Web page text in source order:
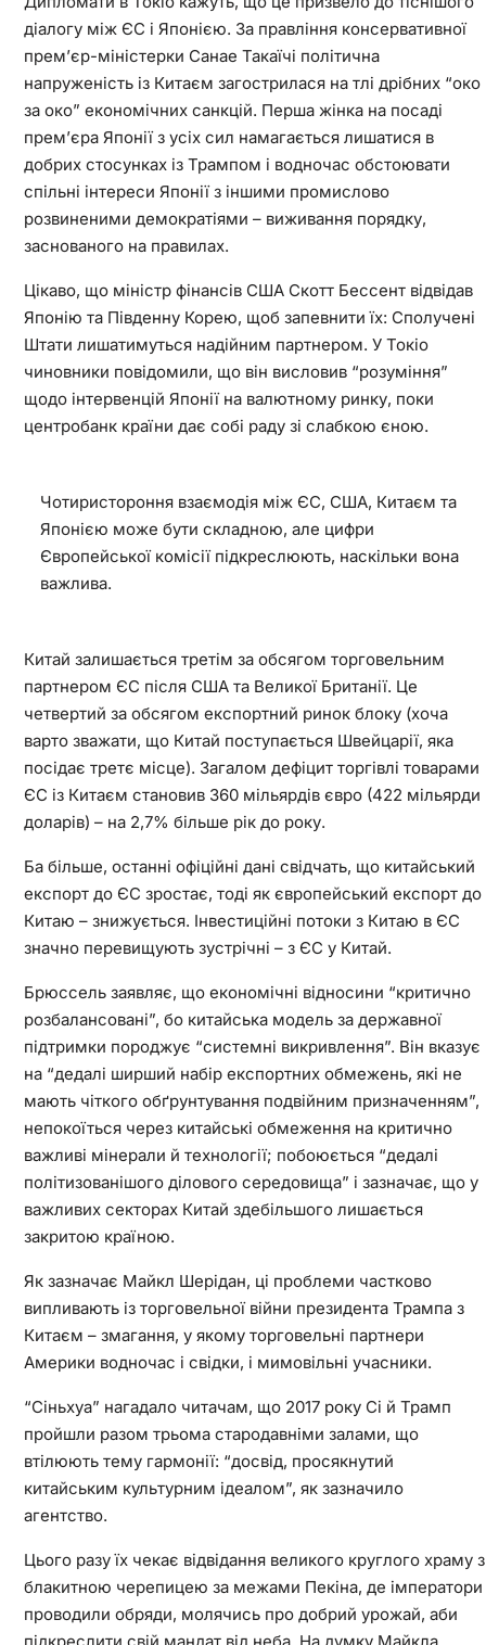
діалогу між ЄС і Японією. За правління консервативної
прем’єр-міністерки Санае Такаїчі політична
напруженість із Китаєм загострилася на тлі дрібних “око
за око” економічних санкцій. Перша жінка на посаді
прем’єра Японії з усіх сил намагається лишатися в
добрих стосунках із Трампом і водночас обстоювати
спільні інтереси Японії з іншими промислово
розвиненими демократіями – виживання порядку,
заснованого на правилах.
Цікаво, що міністр фінансів США Скотт Бессент відвідав
Японію та Південну Корею, щоб запевнити їх: Сполучені
Штати лишатимуться надійним партнером. У Токіо
чиновники повідомили, що він висловив “розуміння”
щодо інтервенцій Японії на валютному ринку, поки
центробанк країни дає собі раду зі слабкою єною.
Чотиристороння взаємодія між ЄС, США, Китаєм та
Японією може бути складною, але цифри
Європейської комісії підкреслюють, наскільки вона
важлива.
Китай залишається третім за обсягом торговельним
партнером ЄС після США та Великої Британії. Це
четвертий за обсягом експортний ринок блоку (хоча
варто зважати, що Китай поступається Швейцарії, яка
посідає третє місце). Загалом дефіцит торгівлі товарами
ЄС із Китаєм становив 360 мільярдів євро (422 мільярди
доларів) – на 2,7% більше рік до року.
Ба більше, останні офіційні дані свідчать, що китайський
експорт до ЄС зростає, тоді як європейський експорт до
Китаю – знижується. Інвестиційні потоки з Китаю в ЄС
значно перевищують зустрічні – з ЄС у Китай.
Брюссель заявляє, що економічні відносини “критично
розбалансовані”, бо китайська модель за державної
підтримки породжує “системні викривлення”. Він вказує
на “дедалі ширший набір експортних обмежень, які не
мають чіткого обґрунтування подвійним призначенням”,
непокоїться через китайські обмеження на критично
важливі мінерали й технології; побоюється “дедалі
політизованішого ділового середовища” і зазначає, що у
важливих секторах Китай здебільшого лишається
закритою країною.
Як зазначає Майкл Шерідан, ці проблеми частково
випливають із торговельної війни президента Трампа з
Китаєм – змагання, у якому торговельні партнери
Америки водночас і свідки, і мимовільні учасники.
“Сіньхуа” нагадало читачам, що 2017 року Сі й Трамп
пройшли разом трьома стародавніми залами, що
втілюють тему гармонії: “досвід, просякнутий
китайським культурним ідеалом”, як зазначило
агентство.
Цього разу їх чекає відвідання великого круглого храму з
блакитною черепицею за межами Пекіна, де імператори
проводили обряди, молячись про добрий урожай, аби
підкреслити свій мандат від неба. На думку Майкла